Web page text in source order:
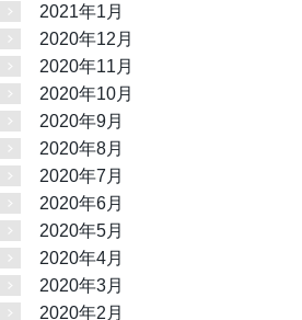
2021年1月
2020年12月
2020年11月
2020年10月
2020年9月
2020年8月
2020年7月
2020年6月
2020年5月
2020年4月
2020年3月
2020年2月